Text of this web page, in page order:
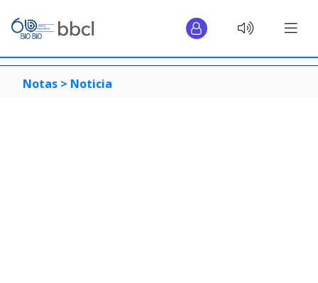
Notas > Noticia